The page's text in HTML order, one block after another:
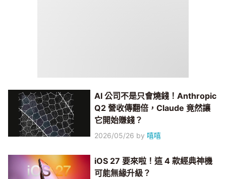
AI 公司不是只會燒錢！Anthropic
Q2 營收傳翻倍，Claude 竟然讓
它開始賺錢？
2026/05/26 by 嘻嘻
iOS 27 要來啦！這 4 款經典神機
可能無緣升級？